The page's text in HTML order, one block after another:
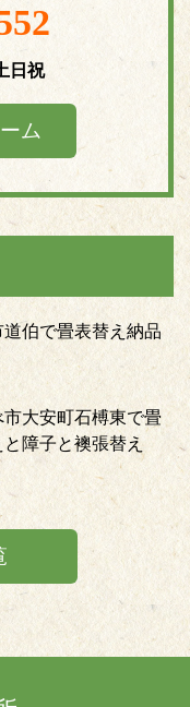
日祝
ム
道伯で畳表替え納品
市大安町石榑東で畳
と障子と襖張替え